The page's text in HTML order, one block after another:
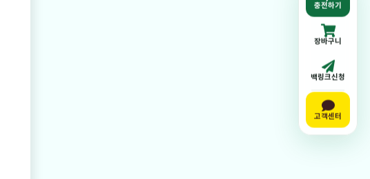
충전하기
장바구니
백링크신청
고객센터